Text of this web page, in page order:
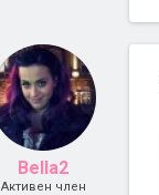
Bella2
Активен член